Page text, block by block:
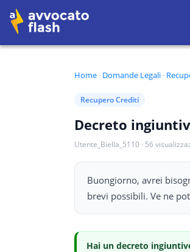
Home · Domande Legali ·
Recupero Crediti
Decreto
Utente_Biella_5110 · 56
Buongiorno, avrei
brevi possibili. Ve ne
Hai un decreto